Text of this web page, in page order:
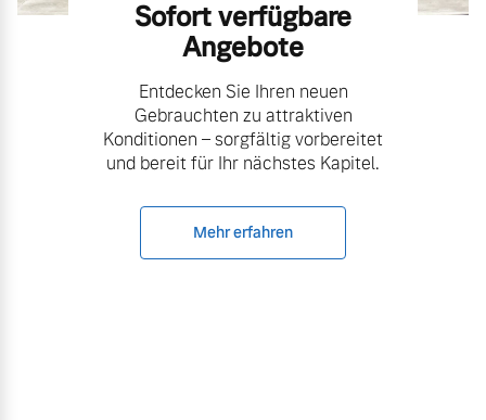
Sofort verfügbare
Angebote
Entdecken Sie Ihren neuen
Gebrauchten zu attraktiven
Konditionen – sorgfältig vorbereitet
und bereit für Ihr nächstes Kapitel.
Mehr erfahren